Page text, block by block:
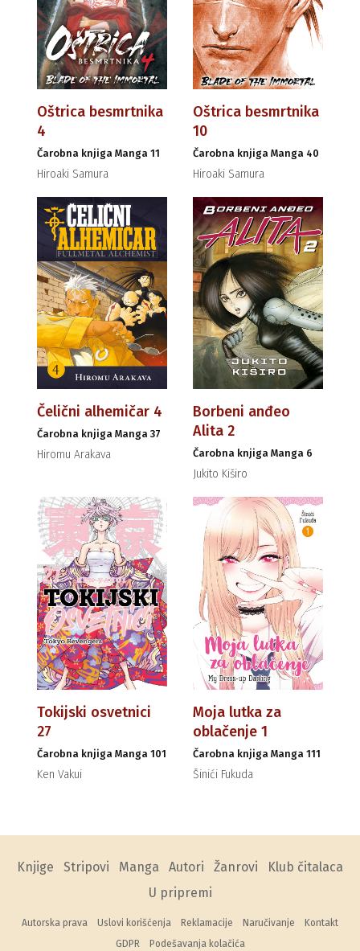
Oštrica besmrtnika
4
Čarobna knjiga Manga 11
Hiroaki Samura
Oštrica besmrtnika
10
Čarobna knjiga Manga 40
Hiroaki Samura
Čelični alhemičar 4
Čarobna knjiga Manga 37
Hiromu Arakava
Borbeni anđeo
Alita 2
Čarobna knjiga Manga 6
Jukito Kiširo
Tokijski osvetnici
27
Čarobna knjiga Manga 101
Ken Vakui
Moja lutka za
oblačenje 1
Čarobna knjiga Manga 111
Šinići Fukuda
Knjige Stripovi Manga Autori Žanrovi
Klub čitalaca
U pripremi
Autorska prava Uslovi korišćenja Reklamacije Naručivanje
Kontakt
GDPR
Podešavanja kolačića